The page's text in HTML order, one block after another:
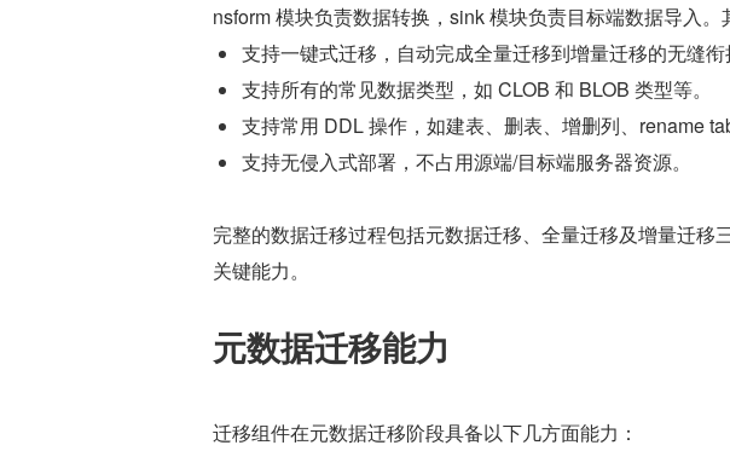
nsform 模块负责数据转换，sink 模块负责目标端数据导入。
支持一键式迁移，自动完成全量迁移到增量迁移的无缝衔
支持所有的常见数据类型，如 CLOB 和 BLOB 类型等。
支持常用 DDL 操作，如建表、删表、增删列、rename
支持无侵入式部署，不占用源端/目标端服务器资源。
完整的数据迁移过程包括元数据迁移、全量迁移及增量迁移
关键能力。
元数据迁移能力
迁移组件在元数据迁移阶段具备以下几方面能力：